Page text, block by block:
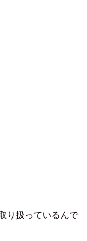
り扱っているんで